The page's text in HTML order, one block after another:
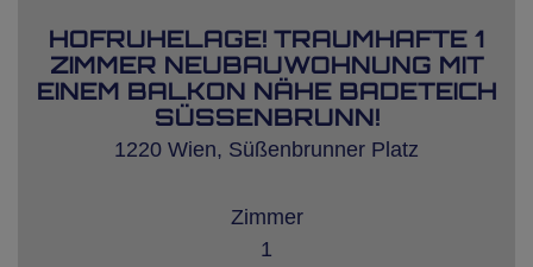
HOFRUHELAGE! TRAUMHAFTE 1
ZIMMER NEUBAUWOHNUNG MIT
EINEM BALKON NÄHE BADETEICH
SÜSSENBRUNN!
1220 Wien, Süßenbrunner Platz
Zimmer
1